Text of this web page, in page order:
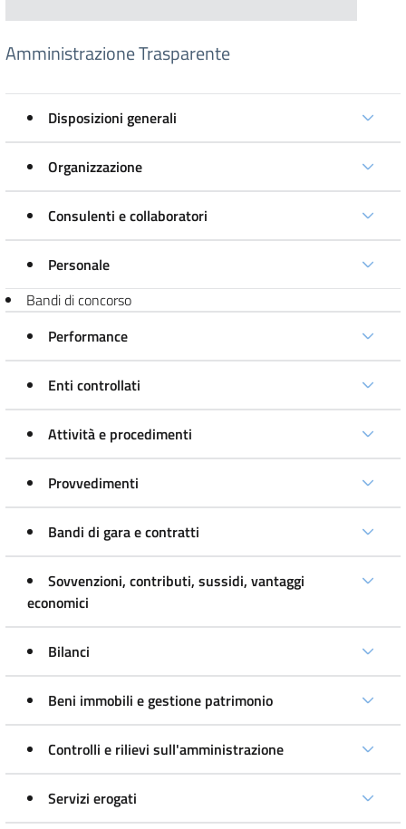
Amministrazione Trasparente
Disposizioni generali
Organizzazione
Consulenti e collaboratori
Personale
Bandi di concorso
Performance
Enti controllati
Attività e procedimenti
Provvedimenti
Bandi di gara e contratti
Sovvenzioni, contributi, sussidi, vantaggi
economici
Bilanci
Beni immobili e gestione patrimonio
Controlli e rilievi sull'amministrazione
Servizi erogati